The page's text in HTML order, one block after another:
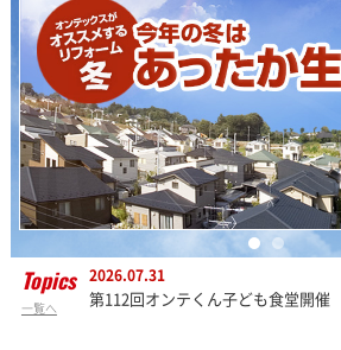
Topics
一覧へ
2026.07.31
第112回オンテくん子ども食堂開催